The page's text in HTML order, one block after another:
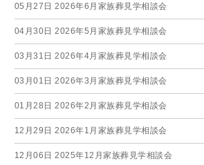
05月27日 2026年6月家族葬見学相談会
04月30日 2026年5月家族葬見学相談会
03月31日 2026年4月家族葬見学相談会
03月01日 2026年3月家族葬見学相談会
01月28日 2026年2月家族葬見学相談会
12月29日 2026年1月家族葬見学相談会
12月06日 2025年12月家族葬見学相談会